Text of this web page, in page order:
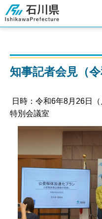
石川県
知事記者会見（令
日時：令和6年8月26日
特別会議室